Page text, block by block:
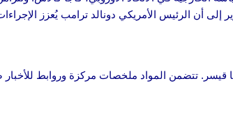
إلى أن الرئيس الأمريكي دونالد ترامب يُعزز
قيسر. تتضمن المواد ملخصات مركزة وروابط